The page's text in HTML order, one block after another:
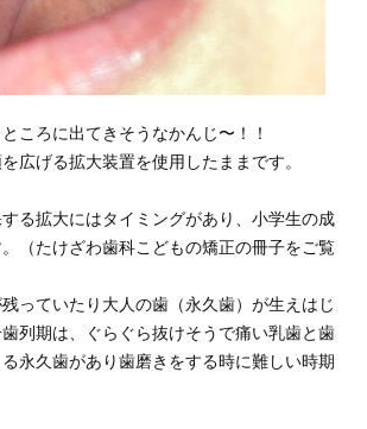
ころに出てきそうなかんじ〜！！
広げる拡大装置を使用したままです。
る拡大にはタイミングがあり、小学生の成
（たけざわ歯科こどもの矯正の冊子をご覧
っていたり大人の歯（永久歯）が生えはじ
列期は、ぐらぐら抜けそうで痛い乳歯と歯
永久歯があり歯磨きをする時に難しい時期